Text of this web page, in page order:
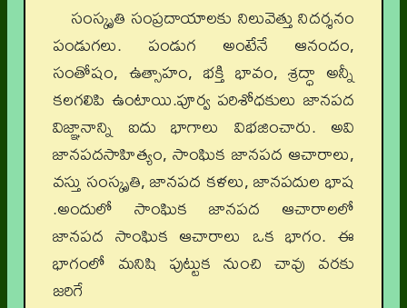
సంస్కృతి సంప్రదాయాలకు నిలువెత్తు నిదర్శనం
పండుగలు. పండుగ అంటేనే ఆనందం,
సంతోషం, ఉత్సాహం, భక్తి భావం, శ్రద్ధా అన్నీ
కలగలిపి ఉంటాయి.పూర్వ పరిశోధకులు జానపద
విజ్ఞానాన్ని ఐదు భాగాలు విభజించారు. అవి
జానపదసాహిత్యం, సాంఘిక జానపద ఆచారాలు,
వస్తు సంస్కృతి, జానపద కళలు, జానపదుల భాష
.అందులో సాంఘిక జానపద ఆచారాలలో
జానపద సాంఘిక ఆచారాలు ఒక భాగం. ఈ
భాగంలో మనిషి పుట్టుక నుంచి చావు వరకు
జరిగే